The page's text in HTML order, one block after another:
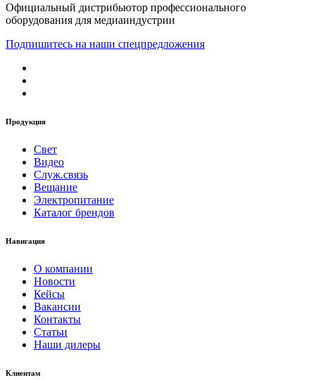
Официальный дистрибьютор профессионального
оборудования для медиаиндустрии
Подпишитесь на наши спецпредложения
Продукция
Свет
Видео
Служ.связь
Вещание
Электропитание
Каталог брендов
Навигация
О компании
Новости
Кейсы
Вакансии
Контакты
Статьи
Наши дилеры
Клиентам